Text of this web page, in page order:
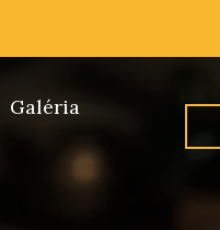
Galéria